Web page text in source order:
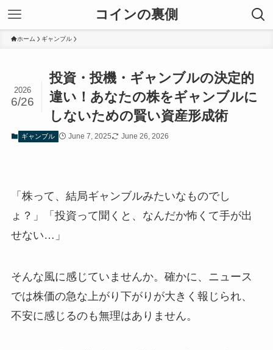
コインの裏側
ホーム ギャンブル
投資・投機・ギャンブルの決定的
違い！あなたの株をギャンブルに
しないための賢い資産形成術
2026
6/26
ギャンブル June 7, 2025 June 26, 2026
「株って、結局ギャンブルみたいなものでし
ょ？」「投資って聞くと、なんだか怖くて手が出
せない…」
そんな風に感じていませんか。確かに、ニュース
では株価の急な上がり下がりが大きく報じられ、
不安に感じるのも無理はありません。